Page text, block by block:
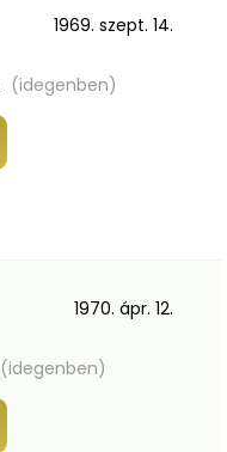
1969. szept. 14.
(idegenben)
1970. ápr. 12.
(idegenben)